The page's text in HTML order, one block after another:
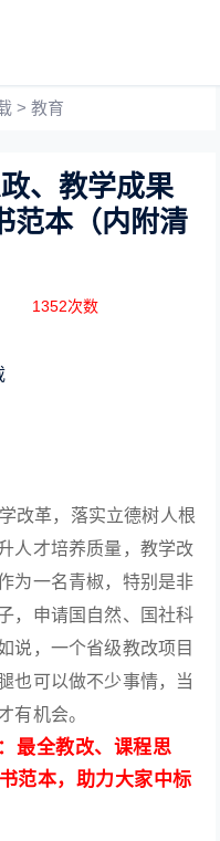
>教育
、教学成果
范本（内附清
1352次数
改革，落实立德树人根
人才培养质量，教学改
为一名青椒，特别是非
，申请国自然、国社科
说，一个省级教改项目
也可以做不少事情，当
有机会。
最全教改、课程思
范本，助力大家中标